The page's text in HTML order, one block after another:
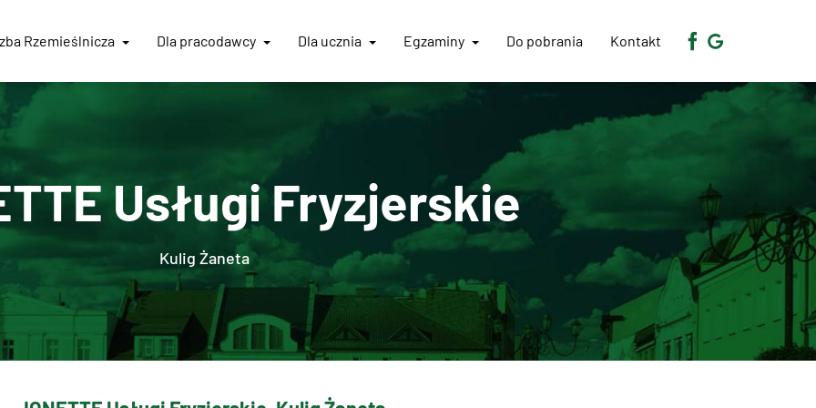
Rzemieślnicza Dla pracodawcy Dla ucznia Egzaminy Do pobrania Kontakt
Usługi Fryzjerskie
Kulig Żaneta